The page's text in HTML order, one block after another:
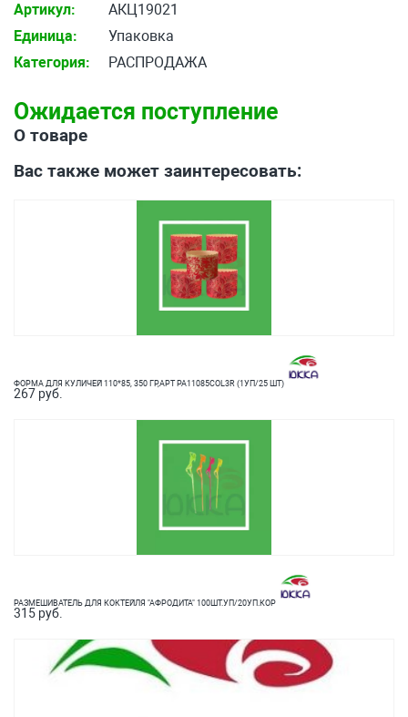
Артикул:
АКЦ19021
Единица:
Упаковка
Категория:
РАСПРОДАЖА
Ожидается поступление
О товаре
Вас также может заинтересовать:
ФОРМА ДЛЯ КУЛИЧЕЙ 110*85, 350 ГР,АРТ РА11085COL3R (1УП/25 ШТ)
267 руб.
РАЗМЕШИВАТЕЛЬ ДЛЯ КОКТЕЙЛЯ "АФРОДИТА" 100ШТ.УП/20УП.КОР
315 руб.